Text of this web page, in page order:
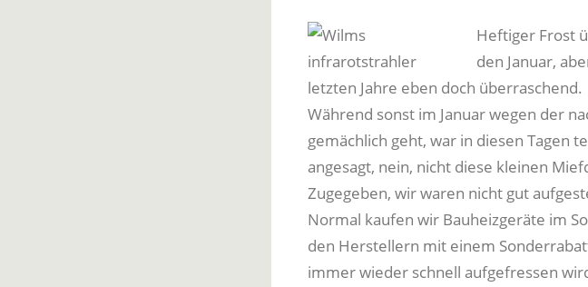
Heftiger Frost
den Januar,
letzten Jahre eben doch überraschend.
Während sonst im Januar wegen der
gemächlich geht, war in diesen Tagen
angesagt, nein, nicht diese kleinen
Zugegeben, wir waren nicht gut
Normal kaufen wir Bauheizgeräte im
den Herstellern mit einem
immer wieder schnell aufgefressen